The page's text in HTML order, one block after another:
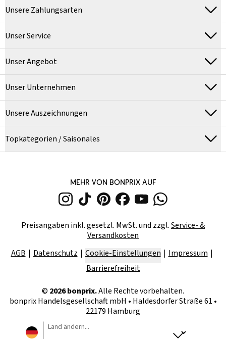
Unsere Zahlungsarten
Unser Service
Unser Angebot
Unser Unternehmen
Unsere Auszeichnungen
Topkategorien / Saisonales
MEHR VON BONPRIX AUF
Preisangaben inkl. gesetzl. MwSt. und zzgl.Service- &
Versandkosten
AGB
Datenschutz Cookie-Einstellungen
Impressum
Barrierefreiheit
© 2026bonprix.Alle Rechte vorbehalten.
bonprix Handelsgesellschaft mbH • Haldesdorfer Straße 61 •
22179 Hamburg
Land ändern...